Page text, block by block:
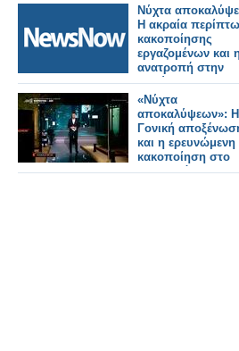
Νύχτα
Η ακραία
κακοποίησης
εργαζομένων και
ανατροπή στην
πολύκροτη
της Άρτας στο
μικροσκόπιο...
«Νύχτα
αποκαλύψεων»: Η
Γονική
και η ερευνώμενη
κακοποίηση στο
μικροσκόπιο της